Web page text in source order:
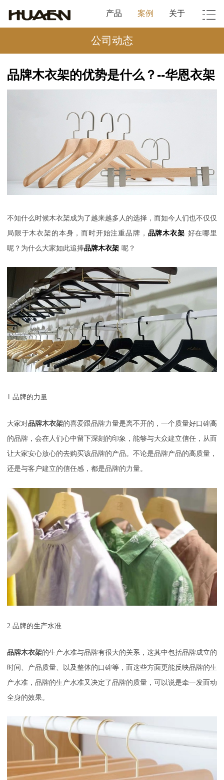
产品 案例 关于
公司动态
品牌木衣架的优势是什么？--华恩衣架
不知什么时候木衣架成为了越来越多人的选择，而如今人们也不仅仅
局限于木衣架的本身，而时开始注重品牌， 品牌木衣架 好在哪里
呢？为什么大家如此追捧品牌木衣架 呢？
1. 品牌的力量
大家对品牌木衣架的喜爱跟品牌力量是离不开的，一个质量好口碑高
的品牌，会在人们心中留下深刻的印象，能够与大众建立信任，从而
让大家安心放心的去购买该品牌的产品。不论是品牌产品的高质量，
还是与客户建立的信任感，都是品牌的力量。
2. 品牌的生产水准
品牌木衣架的生产水准与品牌有很大的关系，这其中包括品牌成立的
时间、产品质量、以及整体的口碑等，而这些方面更能反映品牌的生
产水准，品牌的生产水准又决定了品牌的质量，可以说是牵一发而动
全身的效果。